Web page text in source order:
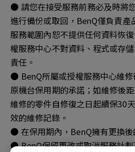
● 請您在接受服務前務必及時將
進行備份或取回，BenQ僅負責產
服務範圍內恕不提供任何資料恢
權服務中心不對資料、程式或存
責任。
● BenQ所屬或授權服務中心維
原機台保用期的承諾；如維修後
維修的零件自修復之日起續保30
效的維修記錄。
● 在保用期內，BenQ擁有更換後
● BenQ保留更改或取消服務計